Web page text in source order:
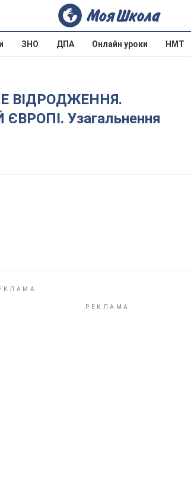
ЗНО ДПА Онлайн уроки НМТ
Узагальнення